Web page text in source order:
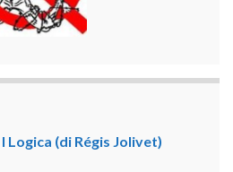
(di Régis Jolivet)